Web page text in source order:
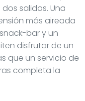
salidas. Una
más aireada
bar y un
disfrutar de un
que un servicio de
completa la